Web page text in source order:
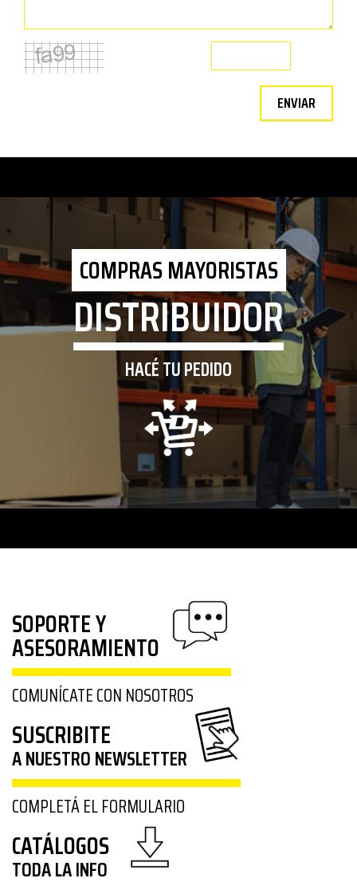
ENVIAR
COMPRAS MAYORISTAS
DISTRIBUIDOR
HACÉ TU PEDIDO
SOPORTE Y
ASESORAMIENTO
COMUNÍCATE CON NOSOTROS
SUSCRIBITE
A NUESTRO NEWSLETTER
COMPLETÁ EL FORMULARIO
CATÁLOGOS
TODA LA INFO